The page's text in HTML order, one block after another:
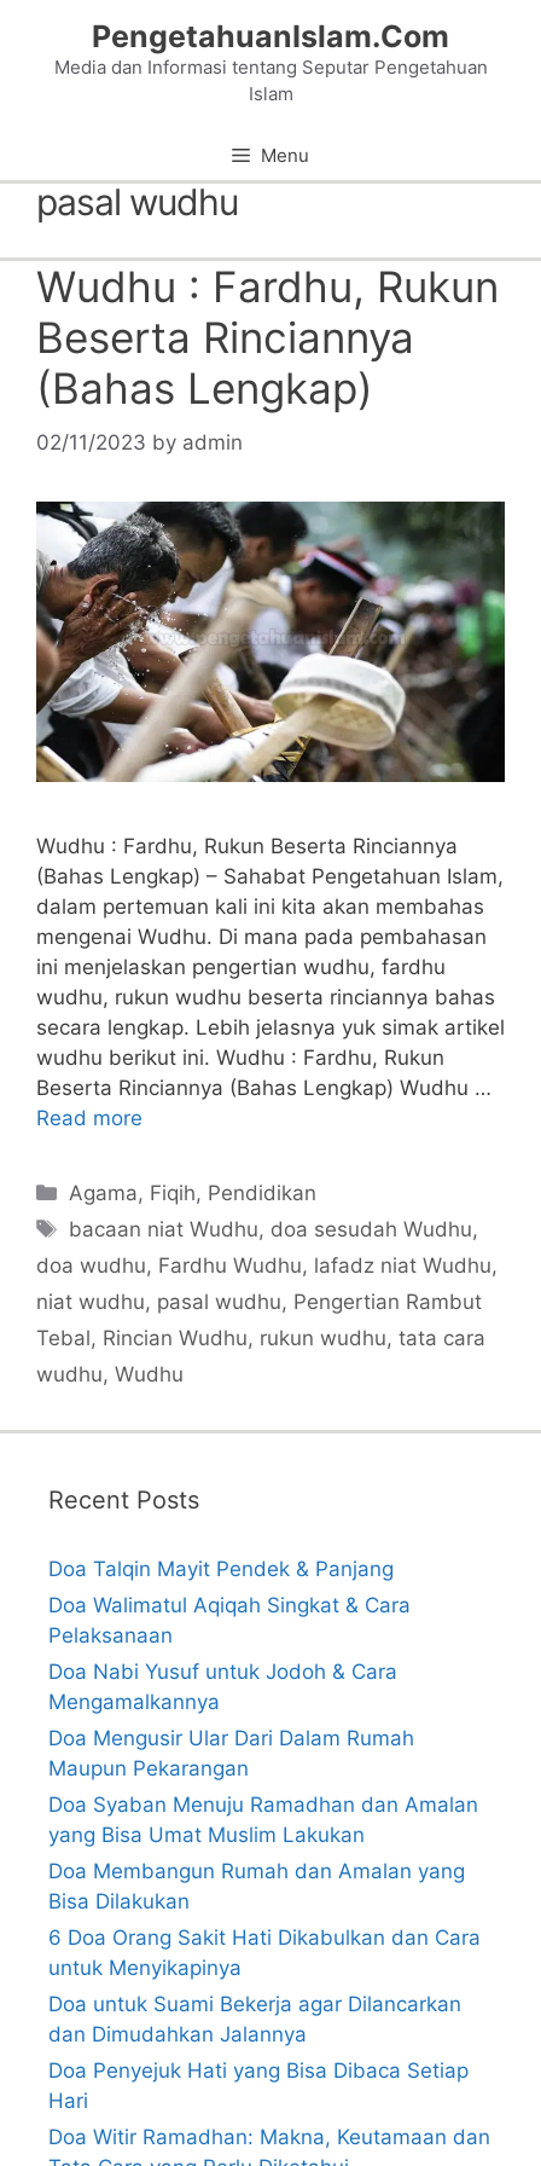
content
PengetahuanIslam.Com
Media dan Informasi tentang Seputar Pengetahuan
Islam
Menu
pasal wudhu
Wudhu : Fardhu, Rukun
Beserta Rinciannya
(Bahas Lengkap)
02/11/2023 by admin
Wudhu : Fardhu, Rukun Beserta Rinciannya
(Bahas Lengkap) – Sahabat Pengetahuan Islam,
dalam pertemuan kali ini kita akan membahas
mengenai Wudhu. Di mana pada pembahasan
ini menjelaskan pengertian wudhu, fardhu
wudhu, rukun wudhu beserta rinciannya bahas
secara lengkap. Lebih jelasnya yuk simak artikel
wudhu berikut ini. Wudhu : Fardhu, Rukun
Beserta Rinciannya (Bahas Lengkap) Wudhu …
Read more
Categories
Agama, Fiqih, Pendidikan
Tags
bacaan niat Wudhu, doa sesudah Wudhu,
doa wudhu, Fardhu Wudhu, lafadz niat Wudhu,
niat wudhu, pasal wudhu, Pengertian Rambut
Tebal, Rincian Wudhu, rukun wudhu, tata cara
wudhu, Wudhu
Recent Posts
Doa Talqin Mayit Pendek & Panjang
Doa Walimatul Aqiqah Singkat & Cara
Pelaksanaan
Doa Nabi Yusuf untuk Jodoh & Cara
Mengamalkannya
Doa Mengusir Ular Dari Dalam Rumah
Maupun Pekarangan
Doa Syaban Menuju Ramadhan dan Amalan
yang Bisa Umat Muslim Lakukan
Doa Membangun Rumah dan Amalan yang
Bisa Dilakukan
6 Doa Orang Sakit Hati Dikabulkan dan Cara
untuk Menyikapinya
Doa untuk Suami Bekerja agar Dilancarkan
dan Dimudahkan Jalannya
Doa Penyejuk Hati yang Bisa Dibaca Setiap
Hari
Doa Witir Ramadhan: Makna, Keutamaan dan